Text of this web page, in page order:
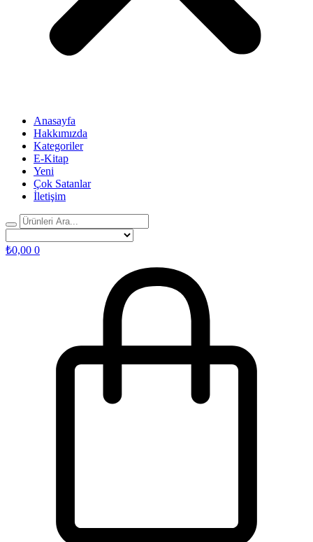
Anasayfa
Hakkımızda
Kategoriler
E-Kitap
Yeni
Çok Satanlar
İletişim
₺0,00 0